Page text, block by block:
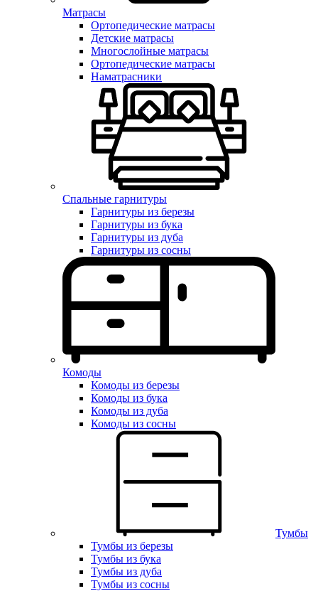
Матрасы
Ортопедические матрасы
Детские матрасы
Многослойные матрасы
Ортопедические матрасы
Наматрасники
Спальные гарнитуры
Гарнитуры из березы
Гарнитуры из бука
Гарнитуры из дуба
Гарнитуры из сосны
Комоды
Комоды из березы
Комоды из бука
Комоды из дуба
Комоды из сосны
Тумбы
Тумбы из березы
Тумбы из бука
Тумбы из дуба
Тумбы из сосны